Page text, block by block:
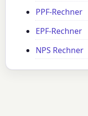
PPF-Rechner
EPF-Rechner
NPS Rechner